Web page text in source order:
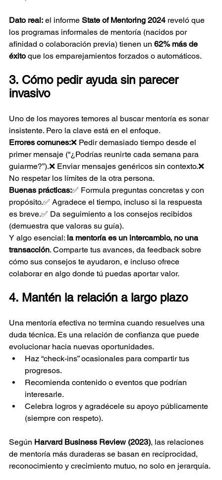
Dato real: el informe State of Mentoring 2024 reveló que
los programas informales de mentoría (nacidos por
afinidad o colaboración previa) tienen un 62% más de
éxito que los emparejamientos forzados o automáticos.
3. Cómo pedir ayuda sin parecer
invasivo
Uno de los mayores temores al buscar mentoría es sonar
insistente. Pero la clave está en el enfoque.
Errores comunes:❌ Pedir demasiado tiempo desde el
primer mensaje (“¿Podrías reunirte cada semana para
guiarme?”).❌ Enviar mensajes genéricos sin contexto.❌
No respetar los límites de la otra persona.
Buenas prácticas:✅ Formula preguntas concretas y con
propósito.✅ Agradece el tiempo, incluso si la respuesta
es breve.✅ Da seguimiento a los consejos recibidos
(demuestra que valoras su guía).
Y algo esencial: la mentoría es un intercambio, no una
transacción. Comparte tus avances, da feedback sobre
cómo sus consejos te ayudaron, e incluso ofrece
colaborar en algo donde tú puedas aportar valor.
4. Mantén la relación a largo plazo
Una mentoría efectiva no termina cuando resuelves una
duda técnica. Es una relación de confianza que puede
evolucionar hacia nuevas oportunidades.
Haz “check-ins” ocasionales para compartir tus
progresos.
Recomienda contenido o eventos que podrían
interesarle.
Celebra logros y agradécele su apoyo públicamente
(siempre con respeto).
Según Harvard Business Review (2023), las relaciones
de mentoría más duraderas se basan en reciprocidad,
reconocimiento y crecimiento mutuo, no solo en jerarquía.